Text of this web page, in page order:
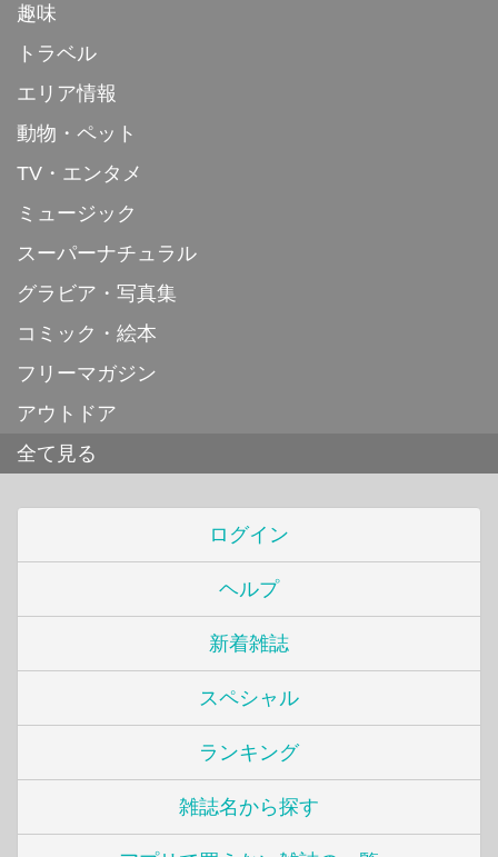
趣味
トラベル
エリア情報
動物・ペット
TV・エンタメ
ミュージック
スーパーナチュラル
グラビア・写真集
コミック・絵本
フリーマガジン
アウトドア
全て見る
ログイン
ヘルプ
新着雑誌
スペシャル
ランキング
雑誌名から探す